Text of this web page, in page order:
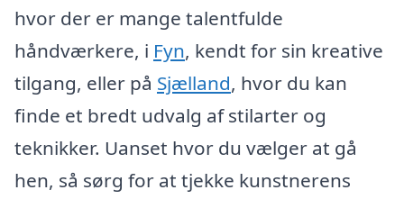
hvor der er mange talentfulde
håndværkere, i Fyn, kendt for sin kreative
tilgang, eller på Sjælland, hvor du kan
finde et bredt udvalg af stilarter og
teknikker. Uanset hvor du vælger at gå
hen, så sørg for at tjekke kunstnerens